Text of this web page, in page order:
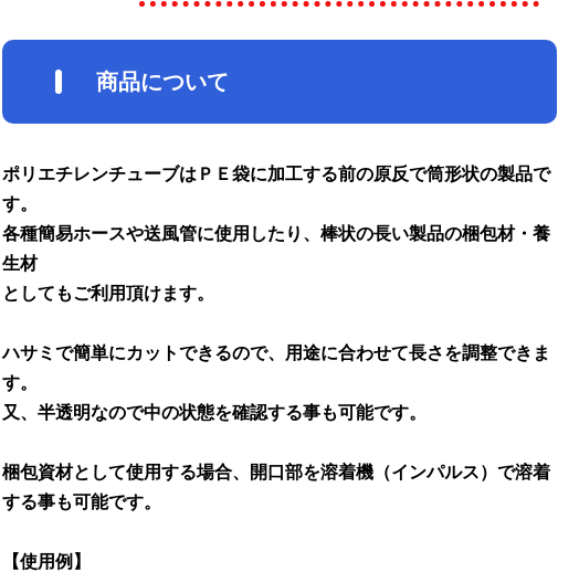
商品について
ポリエチレンチューブはＰＥ袋に加工する前の原反で筒形状の製品で
す。
各種簡易ホースや送風管に使用したり、棒状の長い製品の梱包材・養
生材
としてもご利用頂けます。
ハサミで簡単にカットできるので、用途に合わせて長さを調整できま
す。
又、半透明なので中の状態を確認する事も可能です。
梱包資材として使用する場合、開口部を溶着機（インパルス）で溶着
する事も可能です。
【使用例】